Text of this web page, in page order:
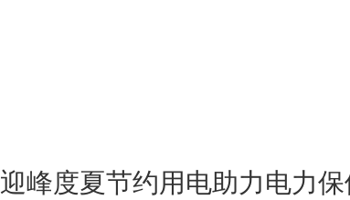
迎峰度夏节约用 电助力电力保